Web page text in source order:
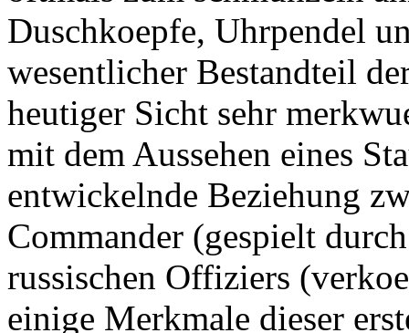
Duschkoepfe, Uhrpendel
wesentlicher Bestandteil
heutiger Sicht sehr
mit dem Aussehen eines
entwickelnde Beziehung
Commander (gespielt
russischen Offiziers
einige Merkmale dieser